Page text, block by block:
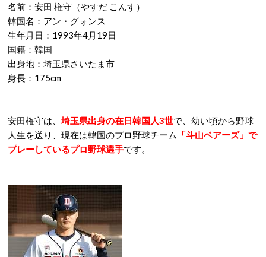
名前：安田 権守（やすだ こんす）
韓国名：アン・グォンス
生年月日：1993年4月19日
国籍：韓国
出身地：埼玉県さいたま市
身長：175cm
安田権守は、埼玉県出身の在日韓国人3世で、幼い頃から野球
人生を送り、現在は韓国のプロ野球チーム
「斗山ベアーズ」で
プレーしているプロ野球選手です。